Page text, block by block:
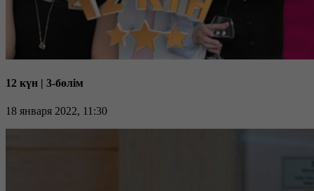
12 күн | 3-бөлім
18 января 2022, 11:30